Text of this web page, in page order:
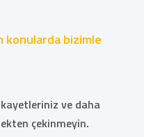
konularda bizimle
ve daha
çekinmeyin.